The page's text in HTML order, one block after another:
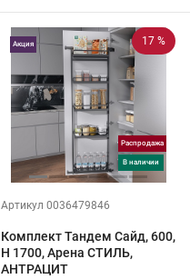
17 %
Распродажа
в наличии
Акция
Артикул 0036479846
Комплект Тандем Сайд, 600,
H 1700, Арена СТИЛЬ,
АНТРАЦИТ